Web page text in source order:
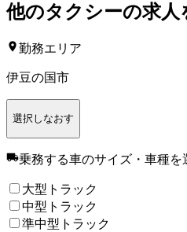
他のタクシーの求人
勤務エリア
伊豆の国市
選択しなおす
乗務する車のサイズ・車種を
大型トラック
中型トラック
準中型トラック